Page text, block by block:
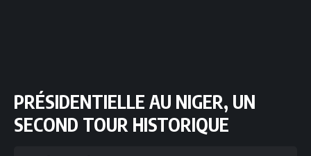
PRÉSIDENTIELLE AU NIGER, UN
SECOND TOUR HISTORIQUE